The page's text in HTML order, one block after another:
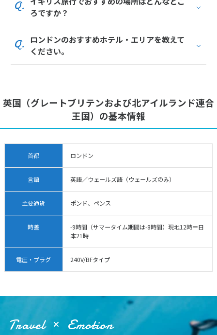
ろですか？
ロンドンのおすすめホテル・エリアを教えて
ください。
英国（グレートブリテンおよび北アイルランド連合
王国）の基本情報
首都 ロンドン
言語 英語／ウェールズ語（ウェールズのみ）
主要通貨 ポンド、ペンス
時差
-9時間（サマータイム期間は-8時間）現地12時＝日
本21時
電圧・プラグ 240V/BFタイプ
Travel Emotion